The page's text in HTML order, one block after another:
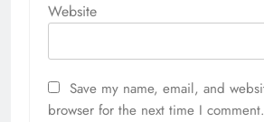
Website
Save my name, email, and
browser for the next time I comment.